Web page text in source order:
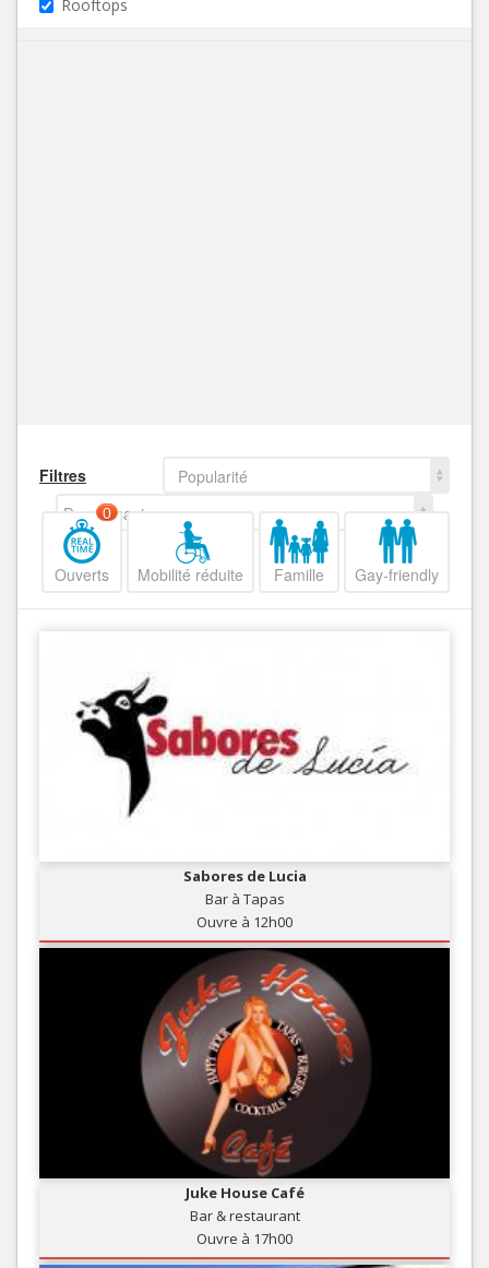
Rooftops
Filtres
Popularité
Decroissant
Ouverts
0
Mobilité réduite Famille Gay-friendly
Sabores de Lucia
Bar à Tapas
Ouvre à 12h00
Juke House Café
Bar & restaurant
Ouvre à 17h00